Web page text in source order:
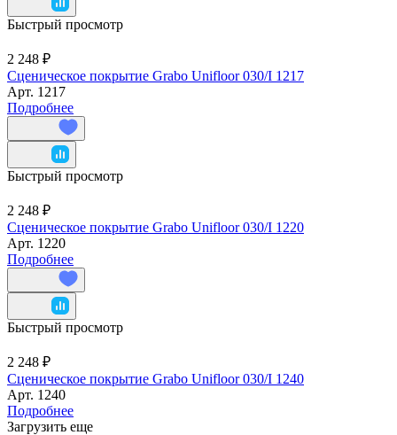
Быстрый просмотр
2 248 ₽
Сценическое покрытие Grabo Unifloor 030/I 1217
Арт. 1217
Подробнее
Быстрый просмотр
2 248 ₽
Сценическое покрытие Grabo Unifloor 030/I 1220
Арт. 1220
Подробнее
Быстрый просмотр
2 248 ₽
Сценическое покрытие Grabo Unifloor 030/I 1240
Арт. 1240
Подробнее
Загрузить еще